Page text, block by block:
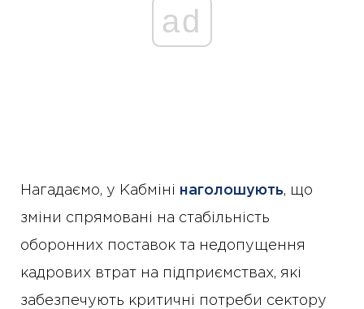
ad
Нагадаємо, у Кабміні наголошують, що
зміни спрямовані на стабільність
оборонних поставок та недопущення
кадрових втрат на підприємствах, які
забезпечують критичні потреби сектору